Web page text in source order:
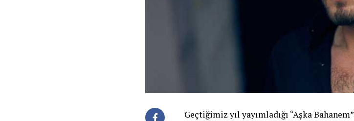
Geçtiğimiz yıl yayımladığı “Aşka